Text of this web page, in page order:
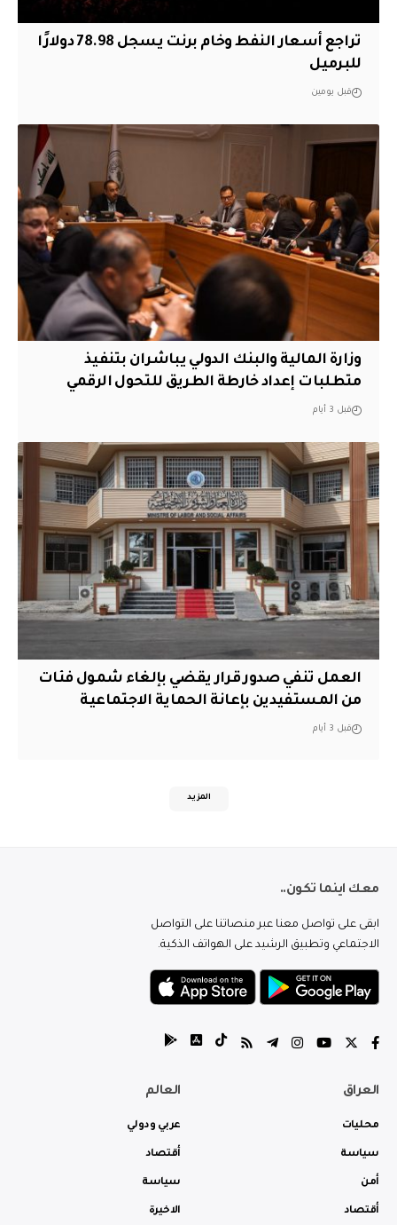
تراجع أسعار النفط وخام برنت يسجل 78.98 دولارًا
للبرميل
قبل يومين
وزارة المالية والبنك الدولي يباشران بتنفيذ
متطلبات إعداد خارطة الطريق للتحول الرقمي
قبل 3 أيام
العمل تنفي صدور قرار يقضي بإلغاء شمول فئات
من المستفيدين بإعانة الحماية الاجتماعية
قبل 3 أيام
المزيد
معك اينما تكون..
ابقى على تواصل معنا عبر منصاتنا على التواصل
الاجتماعي وتطبيق الرشيد على الهواتف الذكية.
العراق
محليات
سياسة
أمن
أقتصاد
العالم
عربي ودولي
أقتصاد
سياسة
الاخيرة